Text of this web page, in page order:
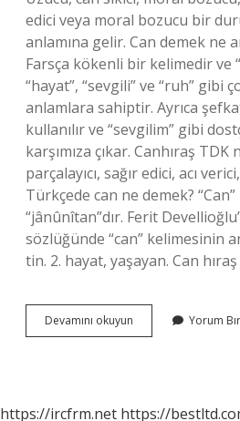
edici veya moral bozucu bir
anlamına gelir. Can demek ne
Farsça kökenli bir kelimedir ve
“hayat”, “sevgili” ve “ruh” gibi
anlamlara sahiptir. Ayrıca
kullanılır ve “sevgilim” gibi
karşımıza çıkar. Canhıraş
parçalayıcı, sağır edici, acı
Türkçede can ne demek?
“jânûnîtan”dır. Ferit
sözlüğünde “can” kelimesinin
tin. 2. hayat, yaşayan. Can hıraş
Devamını okuyun
Şırah
Yorum
https://ircfrm.net https://